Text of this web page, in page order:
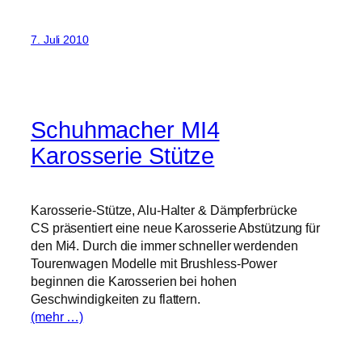
7. Juli 2010
Schuhmacher MI4
Karosserie Stütze
Karosserie-Stütze, Alu-Halter & Dämpferbrücke
CS präsentiert eine neue Karosserie Abstützung für
den Mi4. Durch die immer schneller werdenden
Tourenwagen Modelle mit Brushless-Power
beginnen die Karosserien bei hohen
Geschwindigkeiten zu flattern.
(mehr …)